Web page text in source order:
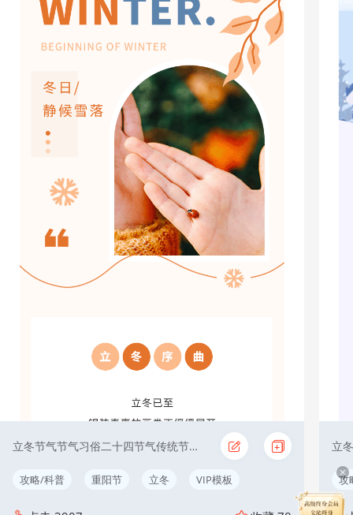
立冬节气节气习俗二十四节气传统节日简约文艺黄色
攻略/科普 重阳节 立冬 VIP模板 攻